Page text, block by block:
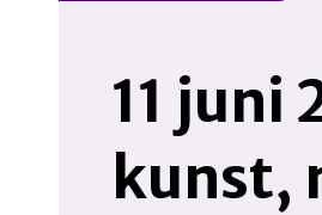
11 juni
kunst,